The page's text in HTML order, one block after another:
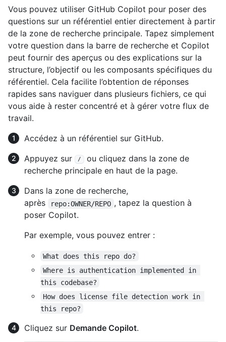
Vous pouvez utiliser GitHub Copilot pour poser des
questions sur un référentiel entier directement à partir
de la zone de recherche principale. Tapez simplement
votre question dans la barre de recherche et Copilot
peut fournir des aperçus ou des explications sur la
structure, l’objectif ou les composants spécifiques du
référentiel. Cela facilite l’obtention de réponses
rapides sans naviguer dans plusieurs fichiers, ce qui
vous aide à rester concentré et à gérer votre flux de
travail.
Accédez à un référentiel sur GitHub.
Appuyez sur
/
ou cliquez dans la zone de
recherche principale en haut de la page.
Dans la zone de recherche,
après
repo:OWNER/REPO , tapez la question à
poser Copilot.
Par exemple, vous pouvez entrer :
What does this repo do?
Where is authentication implemented in
this codebase?
How does license file detection work in
this repo?
Cliquez sur Demande Copilot.